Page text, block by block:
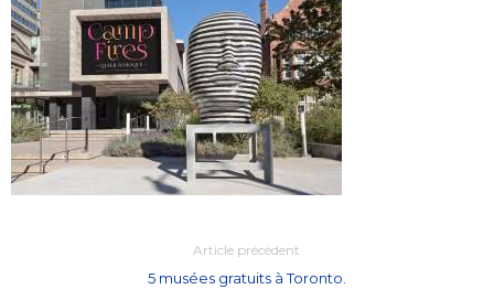
Article précédent
5 musées gratuits à Toronto.